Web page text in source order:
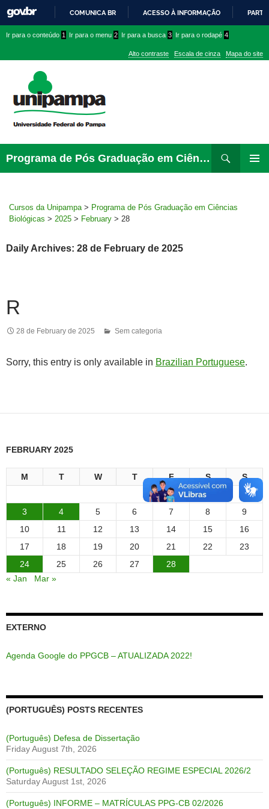
PARA
CONTEÚDO
COMUNICA BR ACESSO À INFORMAÇÃO
conteúdo
menu
superior
menu
Ir para o conteúdo 1 Ir para o menu 2 Ir para a busca 3 Ir para o rodapé 4
Alto contraste Escala de cinza Mapa do site
Programa de Pós Graduação em Ciências Biológicas
para
Cursos da Unipampa > Programa de Pós Graduação em Ciências
Biológicas > 2025 > February > 28
Daily Archives: 28 de February de 2025
R
28 de February de 2025 Sem categoria
Sorry, this entry is only available in Brazilian Portuguese.
FEBRUARY 2025
M T W T F S
S
1
2
3
4 5 6 7 8
9
10
11 12 13 14 15
16
17
18 19 20 21 22
23
24
25 26 27
28
« Jan
Mar »
EXTERNO
Agenda Google do PPGCB – ATUALIZADA 2022!
(PORTUGUÊS) POSTS RECENTES
(Português) Defesa de Dissertação
Friday August 7th, 2026
(Português) RESULTADO SELEÇÃO REGIME ESPECIAL 2026/2
Saturday August 1st, 2026
(Português) INFORME – MATRÍCULAS PPG-CB 02/2026